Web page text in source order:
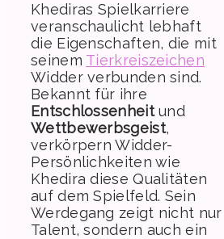
Khediras Spielkarriere
veranschaulicht lebhaft
die Eigenschaften, die mit
seinem Tierkreiszeichen
Widder verbunden sind.
Bekannt für ihre
Entschlossenheitund
Wettbewerbsgeist,
verkörpern Widder-
Persönlichkeiten wie
Khedira diese Qualitäten
auf dem Spielfeld. Sein
Werdegang zeigt nicht nur
Talent, sondern auch ein